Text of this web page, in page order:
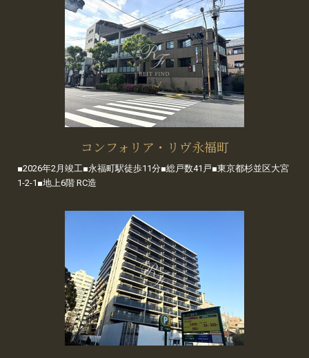
コンフォリア・リヴ永福町
■2026年2月竣工■永福町駅徒歩11分■総戸数41戸■東京都杉並区大宮
1-2-1■地上6階 RC造